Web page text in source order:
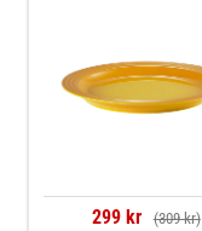
299 kr (309 kr)